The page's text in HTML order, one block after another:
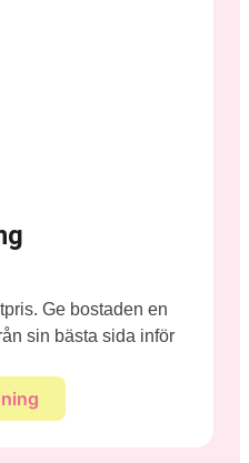
Ge bostaden en
sin bästa sida inför